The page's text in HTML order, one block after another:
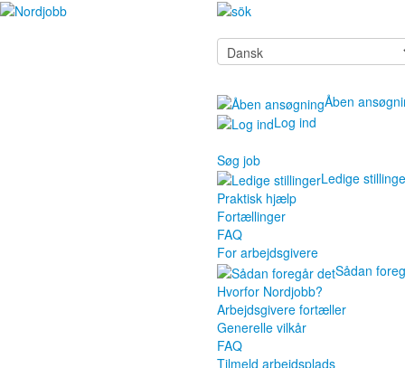
Åben
Log ind
Søg job
Ledige
Praktisk hjælp
Fortællinger
FAQ
For arbejdsgivere
Sådan
Hvorfor Nordjobb?
Arbejdsgivere fortæller
Generelle vilkår
FAQ
Tilmeld arbejdsplads